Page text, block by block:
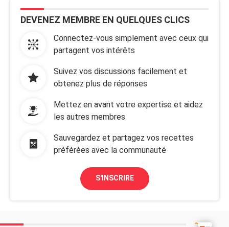
DEVENEZ MEMBRE EN QUELQUES CLICS
Connectez-vous simplement avec ceux qui
partagent vos intérêts
Suivez vos discussions facilement et
obtenez plus de réponses
Mettez en avant votre expertise et aidez
les autres membres
Sauvegardez et partagez vos recettes
préférées avec la communauté
S'INSCRIRE